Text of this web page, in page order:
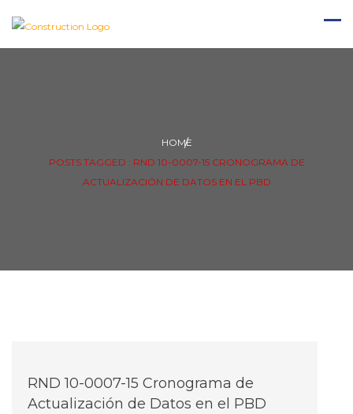
HOME
POSTS TAGGED : RND 10-0007-15 CRONOGRAMA DE
ACTUALIZACIÓN DE DATOS EN EL PBD
RND 10-0007-15 Cronograma de
Actualización de Datos en el PBD